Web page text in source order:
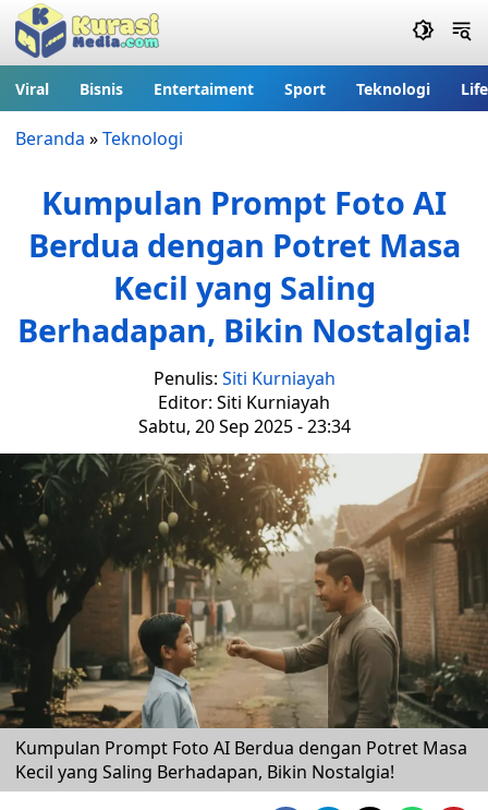
Viral Bisnis Entertaiment Sport Teknologi
Beranda »Teknologi
Kumpulan Prompt Foto AI
Berdua dengan Potret Masa
Kecil yang Saling
Berhadapan, Bikin Nostalgia!
Penulis: Siti Kurniayah
Editor: Siti Kurniayah
Sabtu, 20 Sep 2025 - 23:34
Kumpulan Prompt Foto AI Berdua dengan Potret Masa
Kecil yang Saling Berhadapan, Bikin Nostalgia!